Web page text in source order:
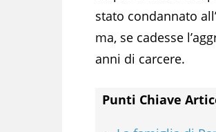
stato condannato
ma, se cadesse
anni di carcere.
Punti Chiave